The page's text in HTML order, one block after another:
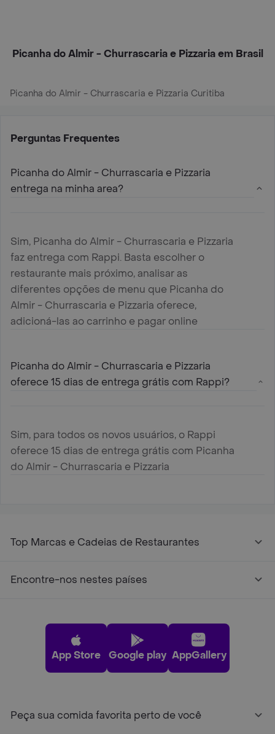
Picanha do Almir - Churrascaria e Pizzaria em Brasil
Picanha do Almir - Churrascaria e Pizzaria Curitiba
Perguntas Frequentes
Picanha do Almir - Churrascaria e Pizzaria
entrega na minha area?
Sim, Picanha do Almir - Churrascaria e Pizzaria
faz entrega com Rappi. Basta escolher o
restaurante mais próximo, analisar as
diferentes opções de menu que Picanha do
Almir - Churrascaria e Pizzaria oferece,
adicioná-las ao carrinho e pagar online
Picanha do Almir - Churrascaria e Pizzaria
oferece 15 dias de entrega grátis com Rappi?
Sim, para todos os novos usuários, o Rappi
oferece 15 dias de entrega grátis com Picanha
do Almir - Churrascaria e Pizzaria
Top Marcas e Cadeias de Restaurantes
Encontre-nos nestes países
App Store Google play AppGallery
Peça sua comida favorita perto de você